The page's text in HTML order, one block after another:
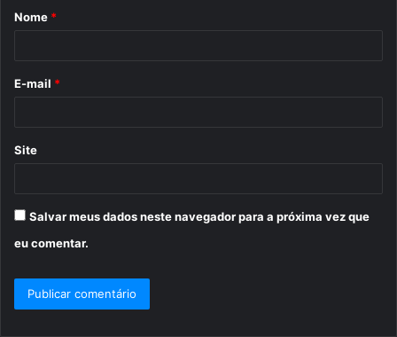
r
Nome *
E-mail *
Site
Salvar meus dados neste navegador para a próxima vez que
eu comentar.